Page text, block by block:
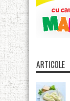
ARTICOLE